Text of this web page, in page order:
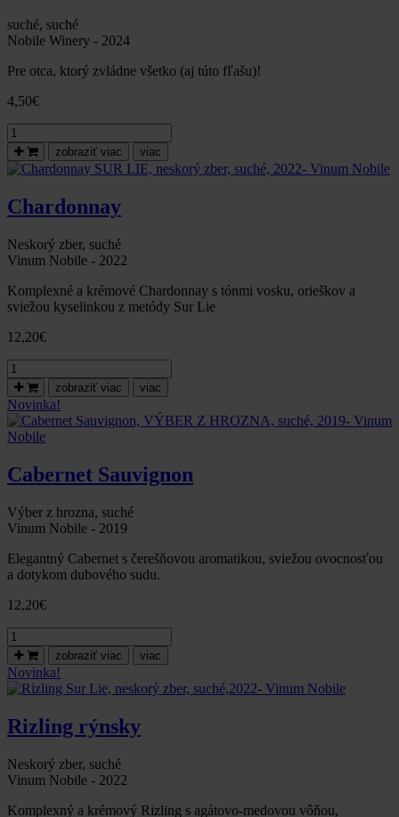
Nobile
ocenených
Národnom
vín
suché, suché
Nobile Winery - 2024
Pre otca, ktorý zvládne všetko (aj túto fľašu)!
4,50€
množstvo
Rulandské
šedé
ku
otcov
zobraziť viac viac
Chardonnay
Neskorý zber, suché
Vinum Nobile - 2022
Komplexné a krémové Chardonnay s tónmi vosku, orieškov a
sviežou kyselinkou z metódy Sur Lie
12,20€
množstvo
Chardonnay
SUR
LIE,
neskorý
zber,
2022-
Nobile
zobraziť viac viac
Novinka!
Cabernet Sauvignon
Výber z hrozna, suché
Vinum Nobile - 2019
Elegantný Cabernet s čerešňovou aromatikou, sviežou ovocnosťou
a dotykom dubového sudu.
12,20€
množstvo
Cabernet
Sauvignon,
VÝBER
Z
suché,
Vinum
Nobile
zobraziť viac viac
Novinka!
Rizling rýnsky
Neskorý zber, suché
Vinum Nobile - 2022
Komplexný a krémový Rizling s agátovo-medovou vôňou,